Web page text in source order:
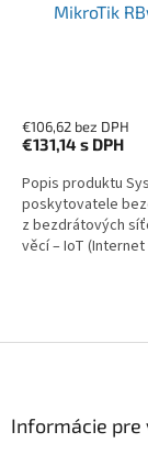
MikroTik
€106,62 bez DPH
€131,14 s DPH
Popis produktu
poskytovatele
z bezdrátových
věcí – IoT
Informácie pre